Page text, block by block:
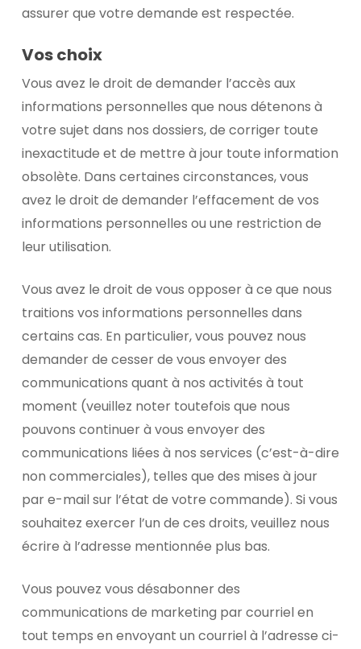
assurer que votre demande est respectée.
Vos choix
Vous avez le droit de demander l’accès aux
informations personnelles que nous détenons à
votre sujet dans nos dossiers, de corriger toute
inexactitude et de mettre à jour toute information
obsolète. Dans certaines circonstances, vous
avez le droit de demander l’effacement de vos
informations personnelles ou une restriction de
leur utilisation.
Vous avez le droit de vous opposer à ce que nous
traitions vos informations personnelles dans
certains cas. En particulier, vous pouvez nous
demander de cesser de vous envoyer des
communications quant à nos activités à tout
moment (veuillez noter toutefois que nous
pouvons continuer à vous envoyer des
communications liées à nos services (c’est-à-dire
non commerciales), telles que des mises à jour
par e-mail sur l’état de votre commande). Si vous
souhaitez exercer l’un de ces droits, veuillez nous
écrire à l’adresse mentionnée plus bas.
Vous pouvez vous désabonner des
communications de marketing par courriel en
tout temps en envoyant un courriel à l’adresse ci-